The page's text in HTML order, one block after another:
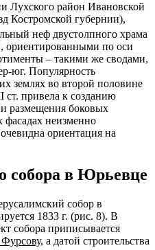
Лухского район Ивановской
Костромской губернии),
неф двустолпного храма
ориентированными по оси
– такими же сводами,
юг. Популярность
землях во второй половине
привела к созданию
размещения боковых
неизменно
ориентация на
собора в Юрьевце
собор в
1833 г. (рис. 8). В
собора приписывается
, а датой строительства